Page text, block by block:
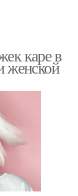
каре в
женской